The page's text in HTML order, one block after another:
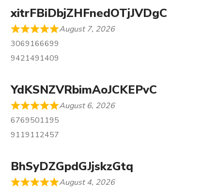
xitrFBiDbjZHFnedOTjJVDgC
August 7, 2026
3069166699
9421491409
YdKSNZVRbimAoJCKEPvC
August 6, 2026
6769501195
9119112457
BhSyDZGpdGJjskzGtq
August 4, 2026